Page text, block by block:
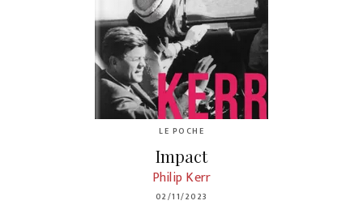
LE POCHE
Impact
Philip Kerr
02/11/2023